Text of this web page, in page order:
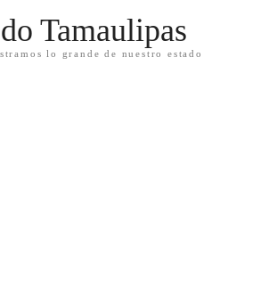
Tamaulipas
lo grande de nuestro estado